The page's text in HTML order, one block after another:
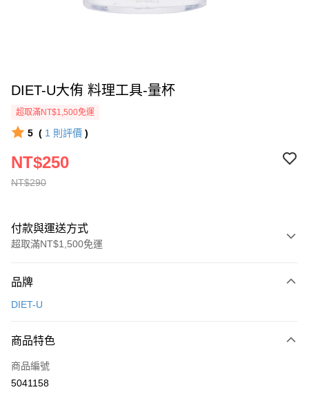
DIET-U大侑 料理工具-量杯
超取滿NT$1,500免運
5 ( 1 則評價 )
NT$290
NT$250
付款與運送方式
超取滿NT$1,500免運
信用卡一次付款
3 期 0 利率 每期
合作金庫商業銀行
上海商業儲蓄銀行
合作金庫商業銀行
LINE Pay
品牌
DIET-U
商品特色
商品編號
5041158